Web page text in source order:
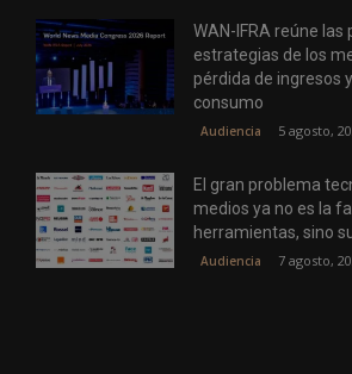
WAN-IFRA reúne las
estrategias de los
pérdida de ingresos
consumo
Audiencia 5 agosto,
El gran problema
medios ya no es la
herramientas, sino
Audiencia 7 agosto,